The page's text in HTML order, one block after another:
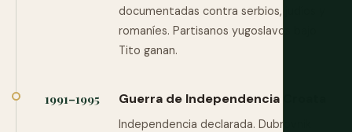
documentadas contra serbios, judíos y
romaníes. Partisanos yugoslavos bajo
Tito ganan.
1991–1995 Guerra de Independencia Croata
Independencia declarada. Dubrovnik